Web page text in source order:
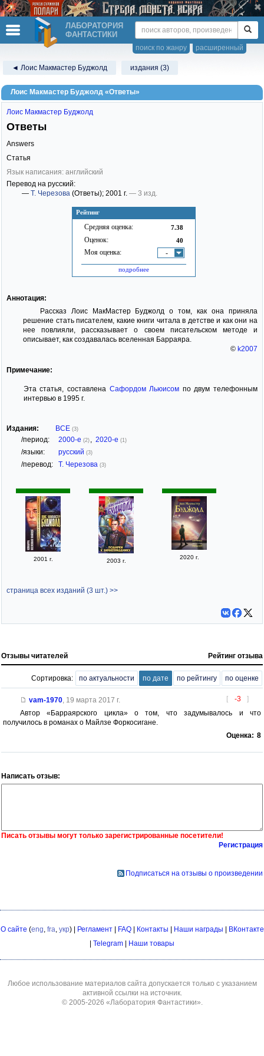
ЛАБОРАТОРИЯ
ФАНТАСТИКИ
расширенный
поиск по жанру
◄ Лоис Макмастер Буджолд издания (3)
Лоис Макмастер Буджолд «Ответы»
Рейтинг
Средняя оценка: 7.38
Оценок: 40
Моя оценка: -
подробнее
Лоис Макмастер Буджолд
Ответы
Answers
Статья
Язык написания: английский
Перевод на русский:
— Т. Черезова (Ответы); 2001 г. — 3 изд.
Аннотация:
Рассказ Лоис МакМастер Буджолд о том, как она приняла
решение стать писателем, какие книги читала в детстве и как они на
нее повлияли, рассказывает о своем писательском методе и
описывает, как создавалась вселенная Барраяра.
© k2007
Примечание:
Эта статья, составлена Сафордом Льюисом по двум телефонным
интервью в 1995 г.
Издания: ВСЕ (3)
/период: 2000-е (2) 2020-е (1)
/языки: русский (3)
/перевод: Т. Черезова (3)
2001 г. 2003 г.
2020 г.
страница всех изданий (3 шт.) >>
Отзывы читателей Рейтинг отзыва
Сортировка: по актуальности по дате по рейтингу по оценке
[ -3 ]
vam-1970, 19 марта 2017 г.
Автор «Барраярского цикла» о том, что задумывалось и что
получилось в романах о Майлзе Форкосигане.
Оценка: 8
Написать отзыв:
Писать отзывы могут только зарегистрированные посетители!
Регистрация
Подписаться на отзывы о произведении
О сайте (eng fra укр) | Регламент| FAQ| Контакты | Наши награды | ВКонтакте
| Telegram | Наши товары
Любое использование материалов сайта допускается только с указанием
активной ссылки на источник.
© 2005-2026 «Лаборатория Фантастики»